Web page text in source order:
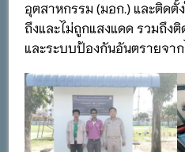
อุตสาหกรรม (มอก.) และติดตั้
ถึงและไม่ถูกแสงแดด รวมถึง
และระบบป้องกันอันตรายจา